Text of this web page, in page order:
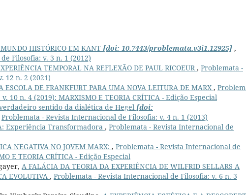
HISTÓRICO EM KANT [doi: 10.7443/problemata.v3i1.12925] ,
Filosofia: v. 3 n. 1 (2012)
TEMPORAL NA REFLEXÃO DE PAUL RICOEUR, Problemata -
12 n. 2 (2021)
ESCOLA DE FRANKFURT PARA UMA NOVA LEITURA DE MARX ,
10 n. 4 (2019): MARXISMO E TEORIA CRÍTICA - Edição Especial
sentido da dialética de Hegel [doi:
Problemata - Revista Internacional de Filosofia: v. 4 n. 1 (2013)
Experiência Transformadora , Problemata - Revista Internacional de
NEGATIVA NO JOVEM MARX: , Problemata - Revista Internacional de
E TEORIA CRÍTICA - Edição Especial
A FALÁCIA DA TEORIA DA EXPERIÊNCIA DE WILFRID SELLARS A
EVOLUTIVA , Problemata - Revista Internacional de Filosofia: v. 6 n. 3